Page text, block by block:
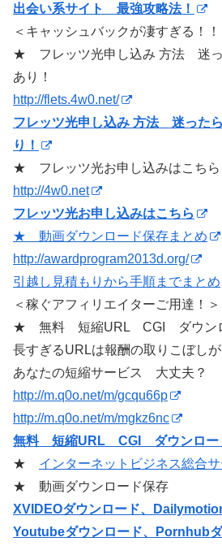
出会い系サイト 最強攻略法！
＜キャッシュバックが凄すぎる！！
★ フレッツ光申し込み 方法 迷っ
あり！
http://flets.4w0.net/
フレッツ光申し込み 方法 迷った
り！
★ フレッツ光お申し込みはこちら
http://4w0.net
フレッツ光お申し込みはこちら
★ 動画ダウンロード保存まとめ
http://awardprogram2013d.org/
引越し見積もりから手順までまとめ
＜稼ぐアフィリエイターご用達！＞
★ 無料 短縮URL CGI ダウンロ
長すぎるURLは報酬の取りこぼしが
あなたの短縮サービス 大丈夫？
http://m.q0o.net/m/gcqu66p
http://m.q0o.net/m/mgkz6nc
無料 短縮URL CGI ダウンロー
★ インターネットビジネス総合
★ 動画ダウンロード保存
XVIDEOダウンロード、
Youtubeダウンロード、Pornhub